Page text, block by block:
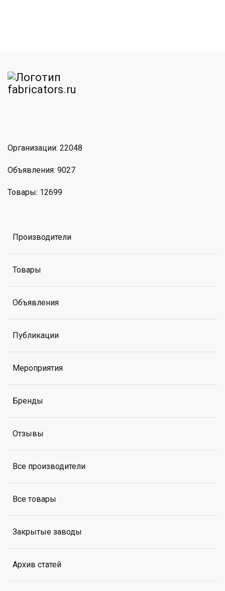
Организации: 22048
Объявления: 9027
Товары: 12699
Производители
Товары
Объявления
Публикации
Мероприятия
Бренды
Отзывы
Все производители
Все товары
Закрытые заводы
Архив статей